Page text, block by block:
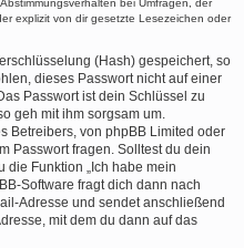
bei Umfragen, der
explizit von dir gesetzte Lesezeichen oder
(Hash) gespeichert, so
dieses Passwort nicht auf einer
Passwort ist dein Schlüssel zu
geh mit ihm sorgsam um.
Betreibers, von phpBB Limited oder
Passwort fragen. Solltest du dein
die Funktion „Ich habe mein
Software fragt dich dann nach
Adresse und sendet anschließend
mit dem du dann auf das